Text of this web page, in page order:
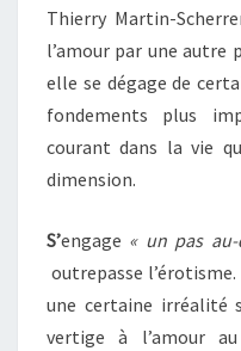
Thierry Martin-
l’amour par une
elle se dégage de
fondements plus
courant dans la vie
dimension.
S’engage « un pas au-
outrepasse
une certaine irréalité
vertige à l’amour